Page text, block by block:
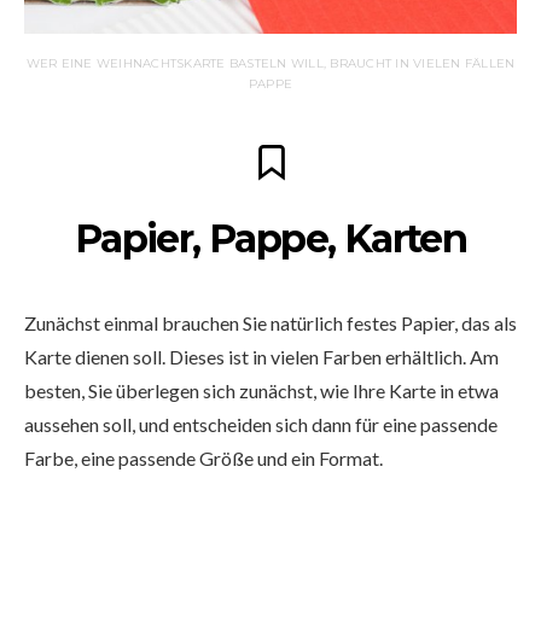
WER EINE WEIHNACHTSKARTE BASTELN WILL, BRAUCHT IN VIELEN FÄLLEN
PAPPE
Papier, Pappe, Karten
Zunächst einmal brauchen Sie natürlich festes Papier, das als
Karte dienen soll. Dieses ist in vielen Farben erhältlich. Am
besten, Sie überlegen sich zunächst, wie Ihre Karte in etwa
aussehen soll, und entscheiden sich dann für eine passende
Farbe, eine passende Größe und ein Format.